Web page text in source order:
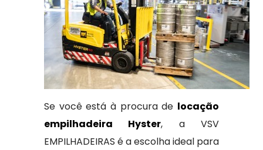
Se você está à procura de locação
empilhadeira Hyster, a VSV
EMPILHADEIRAS é a escolha ideal para